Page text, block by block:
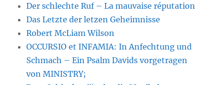
Der schlechte Ruf – La mauvaise réputation
Das Letzte der letzen Geheimnisse
Robert McLiam Wilson
OCCURSIO et INFAMIA: In Anfechtung und
Schmach – Ein Psalm Davids vorgetragen
von MINISTRY;